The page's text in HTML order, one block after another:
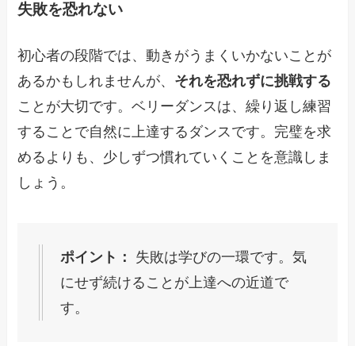
失敗を恐れない
初心者の段階では、動きがうまくいかないことが
あるかもしれませんが、 それを恐れずに挑戦する
ことが大切です。ベリーダンスは、繰り返し練習
することで自然に上達するダンスです。完璧を求
めるよりも、少しずつ慣れていくことを意識しま
しょう。
ポイント：
失敗は学びの一環です。気
にせず続けることが上達への近道で
す。